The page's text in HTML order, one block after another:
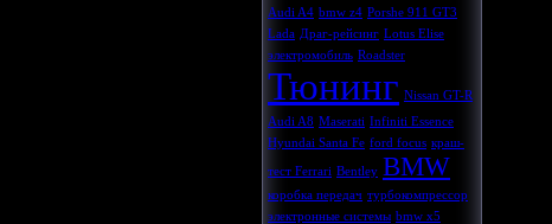
Audi A4 bmw z4 Porshe 911 GT3
Lada Драг-рейсинг Lotus Elise
электромобиль Roadster
Тюнинг Nissan GT-R
Audi A8 Maserati Infiniti Essence
Hyundai Santa Fe ford focus краш-
тест Ferrari Bentley BMW
коробка передач турбокомпрессор
электронные системы bmw x5